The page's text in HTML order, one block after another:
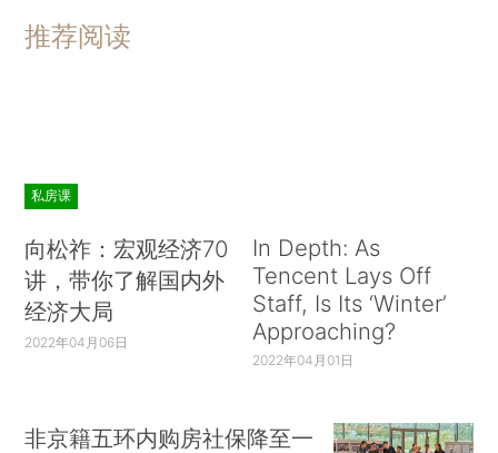
和各族群众脱贫致富的内生动力。（完）
推荐阅读
私房课
向松祚：宏观经济70
讲，带你了解国内外
经济大局
2022年04月06日
In Depth: As
Tencent Lays Off
Staff, Is Its ‘Winter’
Approaching?
2022年04月01日
非京籍五环内购房社保降至一